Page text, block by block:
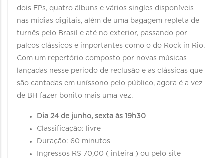
dois EPs, quatro álbuns e vários singles disponíveis
nas mídias digitais, além de uma bagagem repleta de
turnês pelo Brasil e até no exterior, passando por
palcos clássicos e importantes como o do Rock in Rio.
Com um repertório composto por novas músicas
lançadas nesse período de reclusão e as clássicas que
são cantadas em uníssono pelo público, agora é a vez
de BH fazer bonito mais uma vez.
Dia 24 de junho, sexta às 19h30
Classificação: livre
Duração: 60 minutos
Ingressos R$ 70,00 ( inteira ) ou pelo site